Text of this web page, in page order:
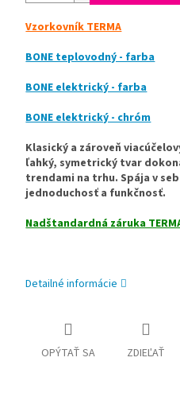
Vzorkovník TERMA
BONE teplovodný - farba
BONE elektrický - farba
BONE elektrický - chróm
Klasický a zároveň
ľahký, symetrický tvar
trendami na trhu. Spája v
jednoduchosť a funkčnosť.
Nadštandardná záruka
Detailné informácie
OPÝTAŤ SA ZDIEĽAŤ